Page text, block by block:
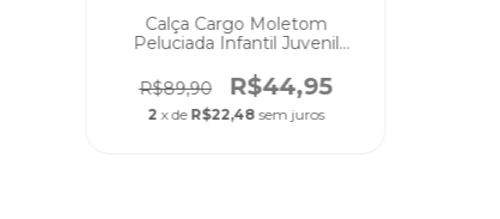
Calça Cargo Moletom
Peluciada Infantil Juvenil
R$89,90
R$44,95
2 x de R$22,48 sem juros